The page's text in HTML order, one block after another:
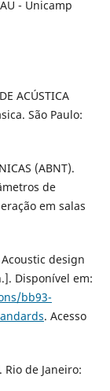
- Unicamp
ACÚSTICA
São Paulo:
(ABNT).
de
em salas
Acoustic design
Disponível em:
bb93-
. Acesso
Rio de Janeiro: